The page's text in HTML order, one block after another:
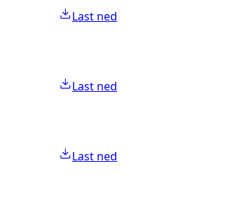
Last ned
Last ned
Last ned